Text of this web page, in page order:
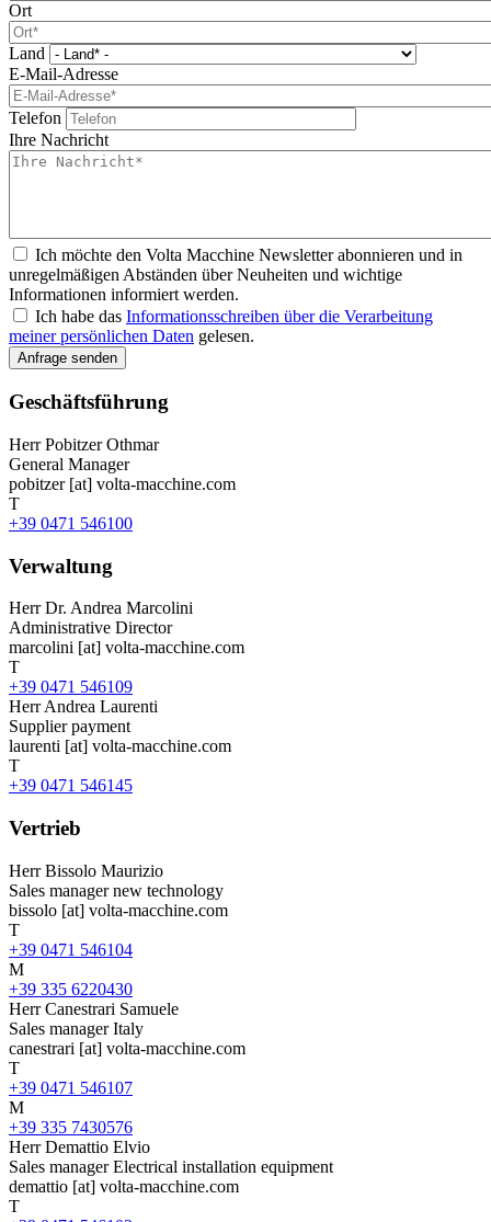
Ort
Land
E-Mail-Adresse
Telefon
Ihre Nachricht
Ich möchte den Volta Macchine Newsletter abonnieren und in
unregelmäßigen Abständen über Neuheiten und wichtige
Informationen informiert werden.
Ich habe das Informationsschreiben über die Verarbeitung
meiner persönlichen Daten gelesen.
Geschäftsführung
HerrPobitzer Othmar
General Manager
pobitzer[at] volta-macchine.com
T
+39 0471 546100
Verwaltung
HerrDr. Andrea Marcolini
Administrative Director
marcolini [at] volta-macchine.com
T
+39 0471 546109
HerrAndrea Laurenti
Supplier payment
laurenti [at] volta-macchine.com
T
+39 0471 546145
Vertrieb
HerrBissolo Maurizio
Sales manager new technology
bissolo [at] volta-macchine.com
T
+39 0471 546104
M
+39 335 6220430
HerrCanestrari Samuele
Sales manager Italy
canestrari [at] volta-macchine.com
T
+39 0471 546107
M
+39 335 7430576
HerrDemattio Elvio
Sales manager Electrical installation equipment
demattio [at] volta-macchine.com
T